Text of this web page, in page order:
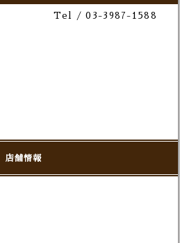
Tel / 03-3987-1588
店舗情報